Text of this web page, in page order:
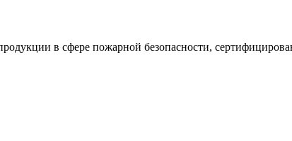
в сфере пожарной безопасности,